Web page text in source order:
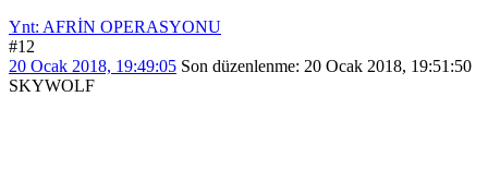
Ynt: AFRİN OPERASYONU
#12
20 Ocak 2018, 19:49:05 Son düzenlenme: 20 Ocak 2018, 19:51:50
SKYWOLF